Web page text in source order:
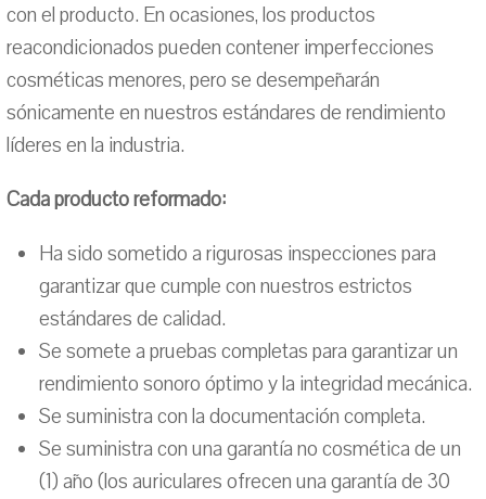
con el producto. En ocasiones, los productos
reacondicionados pueden contener imperfecciones
cosméticas menores, pero se desempeñarán
sónicamente en nuestros estándares de rendimiento
líderes en la industria.
Cada producto reformado:
Ha sido sometido a rigurosas inspecciones para
garantizar que cumple con nuestros estrictos
estándares de calidad.
Se somete a pruebas completas para garantizar un
rendimiento sonoro óptimo y la integridad mecánica.
Se suministra con la documentación completa.
Se suministra con una garantía no cosmética de un
(1) año (los auriculares ofrecen una garantía de 30